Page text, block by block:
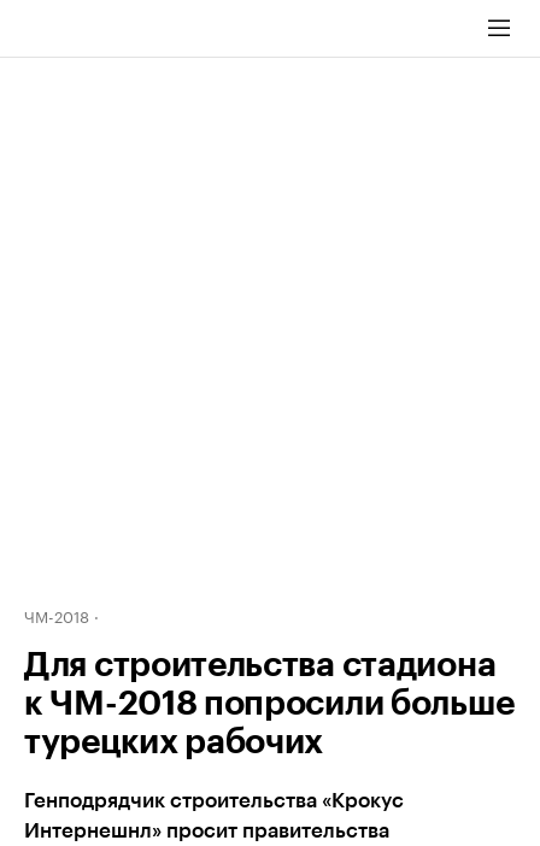
ЧМ-2018
Для строительства стадиона
к ЧМ-2018 попросили больше
турецких рабочих
Генподрядчик строительства «Крокус
Интернешнл» просит правительства